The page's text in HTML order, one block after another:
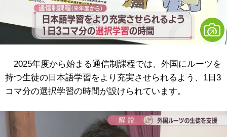
2025年度から始まる通信制課程では、外国にルーツを
持つ生徒の日本語学習をより充実させられるよう、1日3
コマ分の選択学習の時間が設けられています。